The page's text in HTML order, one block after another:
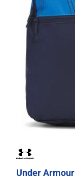
Under Armour